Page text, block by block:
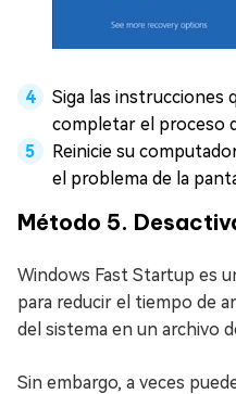
Siga las instrucciones
completar el proceso
Reinicie su
el problema de la
Método 5.
Windows Fast Startup es
para reducir el tiempo de
del sistema en un archivo
Sin embargo, a veces